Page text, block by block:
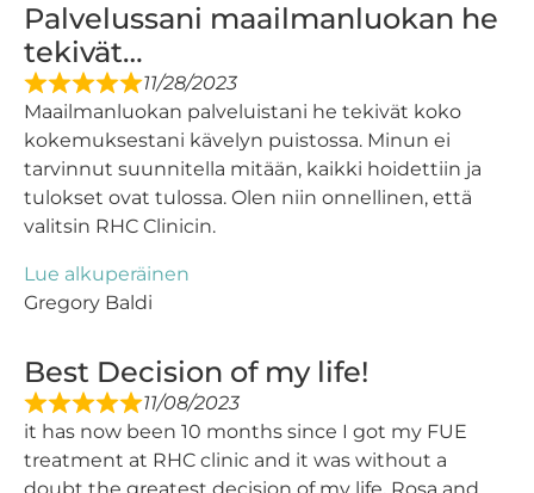
Palvelussani maailmanluokan he
tekivät…
11/28/2023
Maailmanluokan palveluistani he tekivät koko
kokemuksestani kävelyn puistossa. Minun ei
tarvinnut suunnitella mitään, kaikki hoidettiin ja
tulokset ovat tulossa. Olen niin onnellinen, että
valitsin RHC Clinicin.
Lue alkuperäinen
Gregory Baldi
Best Decision of my life!
11/08/2023
it has now been 10 months since I got my FUE
treatment at RHC clinic and it was without a